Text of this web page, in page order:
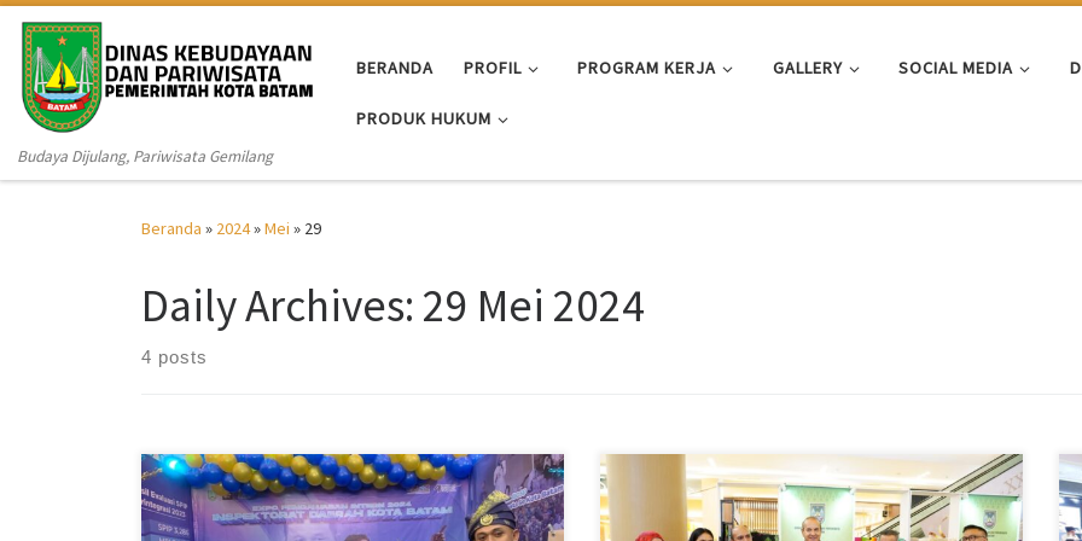
Skip to content
Budaya Dijulang, Pariwisata Gemilang
BERANDA PROFIL PROGRAM KERJA GALLERY SOCIAL MEDIA
PRODUK HUKUM
Beranda » 2024»Mei » 29
Daily Archives: 29 Mei 2024
4 posts
Batam – Pemerintah Kota (Pemko) Batam, turut serta
dalam kegiatan Expo Pengawasan Intern 2024 di di
Ballroom Kratakau, Taman Mini Indonesia Indah,
Batam, Kabarbatam.com – Batam Tourism Expo 2024
resmi dibuka di One Batam Mall. Pameran multi produk
UMKM, hotel, tour & travel, seluruh Indonesia itu